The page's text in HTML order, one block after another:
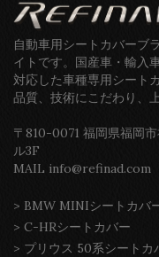
自動車用シートカバーブ
イトです。国産車・輸入
対応した車種専用シート
品質、技術にこだわり、
〒810-0071 福岡県福岡
ル3F
MAIL info@refinad.com
> BMW MINIシートカバ
> C-HRシートカバー
> プリウス 50系シートカ